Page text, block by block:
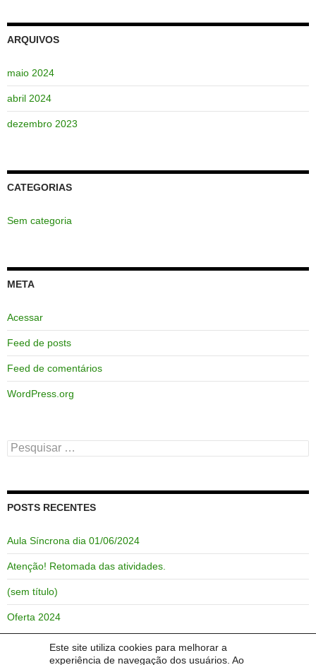
Este site utiliza cookies para melhorar a
experiência de navegação dos usuários. Ao
ARQUIVOS
maio 2024
abril 2024
dezembro 2023
CATEGORIAS
Sem categoria
META
Acessar
Feed de posts
Feed de comentários
WordPress.org
Pesquisar
por:
POSTS RECENTES
Aula Síncrona dia 01/06/2024
Atenção! Retomada das atividades.
(sem título)
Oferta 2024